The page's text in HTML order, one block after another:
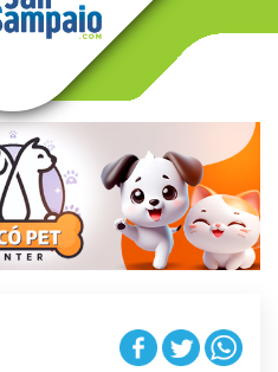
v
g
t
i
o
n